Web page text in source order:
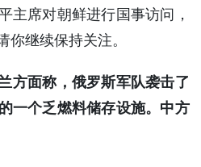
主席对朝鲜进行国事访问，
你继续保持关注。
方面称，俄罗斯军队袭击了
一个乏燃料储存设施。中方